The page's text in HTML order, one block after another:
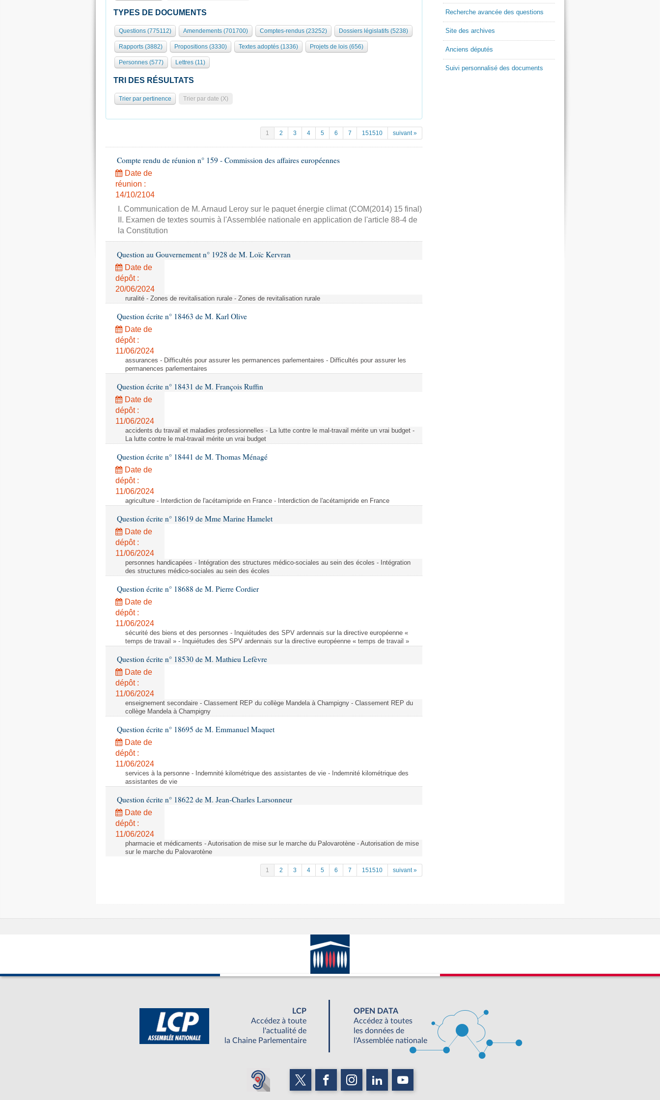
TYPES DE DOCUMENTS
Questions (775112) Amendements (701700) Comptes-rendus (23252) Dossiers législatifs (5238)
Rapports (3882) Propositions (3330) Textes adoptés (1336) Projets de lois (656)
Personnes (577) Lettres (11)
TRI DES RÉSULTATS
Trier par pertinence Trier par date (X)
1 2 3 4 5 6 7 151510 suivant »
Compte rendu de réunion n° 159 - Commission des affaires européennes
Date de
réunion :
14/10/2104
I. Communication de M. Arnaud Leroy sur le paquet énergie climat (COM(2014) 15 final)
II. Examen de textes soumis à l'Assemblée nationale en application de l'article 88-4 de
la Constitution
Question au Gouvernement n° 1928 de M. Loïc Kervran
Date de
dépôt :
20/06/2024
ruralité - Zones de revitalisation rurale - Zones de revitalisation rurale
Question écrite n° 18463 de M. Karl Olive
Date de
dépôt :
11/06/2024
assurances - Difficultés pour assurer les permanences parlementaires - Difficultés pour assurer les
permanences parlementaires
Question écrite n° 18431 de M. François Ruffin
Date de
dépôt :
11/06/2024
accidents du travail et maladies professionnelles - La lutte contre le mal-travail mérite un vrai budget -
La lutte contre le mal-travail mérite un vrai budget
Question écrite n° 18441 de M. Thomas Ménagé
Date de
dépôt :
11/06/2024
agriculture - Interdiction de l'acétamipride en France - Interdiction de l'acétamipride en France
Question écrite n° 18619 de Mme Marine Hamelet
Date de
dépôt :
11/06/2024
personnes handicapées - Intégration des structures médico-sociales au sein des écoles - Intégration
des structures médico-sociales au sein des écoles
Question écrite n° 18688 de M. Pierre Cordier
Date de
dépôt :
11/06/2024
sécurité des biens et des personnes - Inquiétudes des SPV ardennais sur la directive européenne «
temps de travail » - Inquiétudes des SPV ardennais sur la directive européenne « temps de travail »
Question écrite n° 18530 de M. Mathieu Lefèvre
Date de
dépôt :
11/06/2024
enseignement secondaire - Classement REP du collège Mandela à Champigny - Classement REP du
collège Mandela à Champigny
Question écrite n° 18695 de M. Emmanuel Maquet
Date de
dépôt :
11/06/2024
services à la personne - Indemnité kilométrique des assistantes de vie - Indemnité kilométrique des
assistantes de vie
Question écrite n° 18622 de M. Jean-Charles Larsonneur
Date de
dépôt :
11/06/2024
pharmacie et médicaments - Autorisation de mise sur le marche du Palovarotène - Autorisation de mise
sur le marche du Palovarotène
1 2 3 4 5 6 7 151510 suivant »
Recherche avancée des questions
Site des archives
Anciens députés
Suivi personnalisé des documents
LCP
Accédez à toute
l'actualité de
la Chaine Parlementaire
OPEN DATA
Accédez à toutes
les données de
l'Assemblée nationale